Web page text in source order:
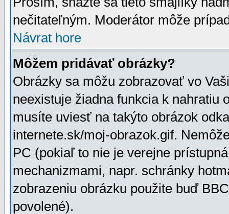
nečitateľným. Moderátor môže
Návrat hore
Môžem pridávať obrázky?
Obrázky sa môžu zobrazovať vo
neexistuje žiadna funkcia k nahratiu
musíte uviesť na takýto obrázok
internete.sk/moj-obrazok.gif.
PC (pokiaľ to nie je verejne
mechanizmami, napr. schránky
zobrazeniu obrázku použite buď
povolené).